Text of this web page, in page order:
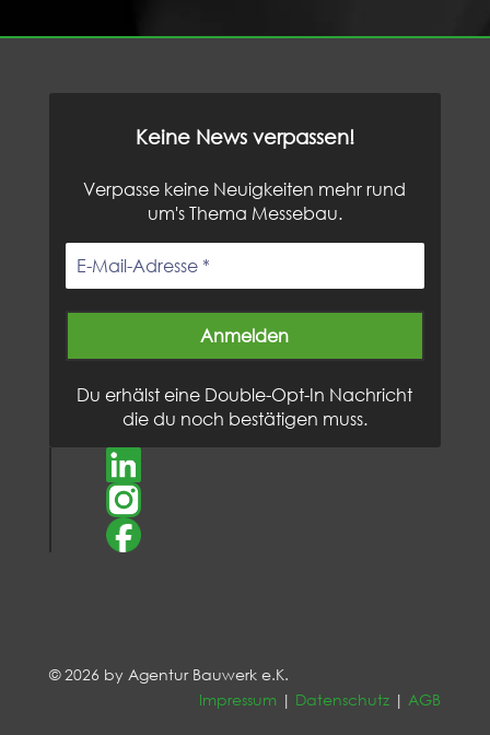
Keine News verpassen!
Verpasse keine Neuigkeiten mehr rund
um's Thema Messebau.
Du erhälst eine Double-Opt-In Nachricht
die du noch bestätigen muss.
© 2026 by Agentur Bauwerk e.K.
Impressum | Datenschutz |AGB